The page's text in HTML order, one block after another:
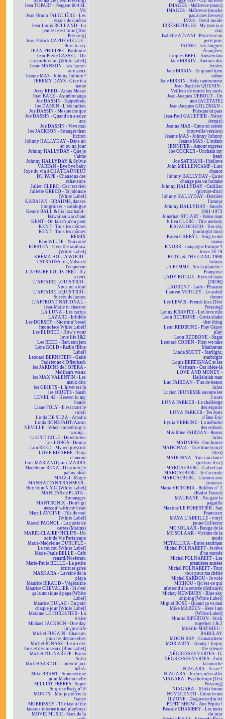
Jean TOPART - Peugeot 604 SL
V6
Jean-Bruno FALGUIÈRE - Les
écrans de cinéma
Jean-Louis ROLLAND - La
jeunesse est finie [Test
Pressing]
Jean-Patrick CAPDEVIELLE -
Born to cry
JEAN-PHILIPPE - Pardonne
Jean-Pierre CASSEL - On
s'accorde et on [White Label]
Jeane MANSON - Les larmes
aux yeux
Jeanne MAS - Johnny Johnny ²
JEREMY DAYS - Give it a
name
Jerry REED - Amos Moses
Joan BAEZ - Asimbonanga
Joe DASSIN - Kanterbräu
Joe DASSIN - L'été indien
Joe DASSIN - Me que me que
Joe DASSIN - Quand on a seize
ans
Joe DASSIN - Vive moi
Joe JACKSON - Stranger than
fiction
Johnny HALLYDAY - Dans un
an ou un jour
Johnny HALLYDAY - Que je
t'aime
Johnny HALLYDAY & Sylvie
VARTAN - Bye bye baby
Joye du vin à CHÂTEAUNEUF
DU PAPE - Chansons des
échansons
Julien CLERC - Ce n'est rien
Juliette GRÉCO - Ta jalousie
[White Label]
KARAJAN - BRAHMS, danses
hongroises + catalogue
Kenny BALL & his jazz band -
Hawaiian war chant
KENT - On fait c'qu'on peut
KENT - Tous les mômes
KENT - Tous les mômes
REMIX
Kim WILDE - You came
KIRSTEN - Over the rainbow
[White Label]
KRÉMA HOLLYWOOD -
J.STRAUSS fils, Valse de
l'empereur
L'AFFAIRE LOUIS TRIO - Il y
a ceux
L'AFFAIRE LOUIS TRIO -
Nous on a tout
L'AFFAIRE LOUIS TRIO -
Succès de larmes
L'AFFRONT NATIONAL -
Jean-Marie tu charries
LA LUNA - Les cactus
LAZARE - Infidèle
Lee DORSEY - Shortnin' bread
[monoface White Label]
Lee ELDRED - How's your
love life 1&2
Lee REED - Ram ram jam
Lena GOLD - Radio [Blue
Label]
Leonard BERNSTEIN - Gaîté
Parisienne d'Offenbach
les JARDINS de l'OPÉRA -
Meilleurs vœux
les MAX VALENTIN - Les
maux dits
les OBJETS - L'hiver est là
les OBJETS - Sarah
LEVEL 42 - Heaven in my
hands
Liane FOLY - Il est mort le
soleil
Linda DE SUZA - Amalia
Linda RONSTADT/Aaron
NEVILLE - When something is
wrong...
LLOYD COLE - Downtown
Los LOBOS - Donna
Lou REED - My red joystick
LOVE BIZARRE - Trop
d'amour
Luis MARIANO pour IZARRA
Madeleine RENAUD raconte le
palais idéal
MAGGI - Magie
MANHATTAN TRANSFER -
Boy from N.Y.C. [White Label]
MANITAS de PLATA -
Hommages
MANTRONIX - Don't go
messin' with my heart
Marc LAVOINE - Fils de moi
[White Label]
Marcel PAGNOL - La partie de
cartes (Marius)
MARIE-CLAIRE/PHILIPS - Un
soir de Vie Parisienne
Marie-Madeleine DURUFLÉ -
Le coucou [White Label]
Marie-Paule BELLE - Café
renard/Nosferatu
Marie-Paule BELLE - La petite
écriture grise
MASKARA - La reine de la
playa
Maurice BIRAUD - Végétaline
Maurice CHEVALIER - Si c'est
ça la musique à papa [White
Label]
Maurice DULAC - Du pain
chaque jour [White Label]
Maxime LE FORESTIER - La
visite
Michael JACKSON - One day
in your life
Michel FUGAIN - Chanson
pour les demoiselles
Michel JONASZ - Le roi des
fous et des oiseaux [Blue Label]
Michel POLNAREFF - Kama
Sutra
Michel SARDOU - Interdit aux
bébés
Mike BRANT - Summertime
pour Mademoiselle
MILLIAT FRÈRES - Super
Surprise Party n° 8
MONTY - Moi je préfère la
France
MORRISSEY - The last of the
famous international playboys
MOVIE MUSIC - Stars de la
IMAGES - Maîtresse (maxi)
IMAGES - Maîtresse (touche
pas à mes tresses)
INXS - Devil inside
IRRÉSISTIBLES - My year is a
day
Isabelle ADJANI - Princesse au
petit pois
JACNO - Les langues
étrangères
Jacques BREL - Amsterdam
Jane BIRKIN - Amours des
feintes
Jane BIRKIN - Et quand bien
même
Jane BIRKIN - Help camionneur
Jean-Baptiste QUENIN -
Veilleur de toutes les nuits
Jean-Jacques DEBOUT - Un
mot [ACÉTATE]
Jean-Jacques GOLDMAN -
Puisque tu pars
Jean-Paul GAULTIER - Noisy
(remix)
Jeanne MAS - Cœur en stéréo
(nouvelle version)
Jeanne MAS - Johnny Johnny
Jeanne MAS - L'enfant
JENNIFER - Amour express
Joe COCKER - Unchain my
heart
Joe SATRIANI - I believe
John MELLENCAMP - Last
chance
Johnny HALLYDAY - Ça ne
change pas un homme
Johnny HALLYDAY - Cadillac
(picture-disc)
Johnny HALLYDAY - Derrière
l'amour
Johnny HALLYDAY - Succès
1961-1973
Jonathan STUART - Wako man
Julien CLERC - This melody
KAJAGOOGOO - Too shy
(midnight mix)
Karen CHERYL - Sing to me
mama
KNORR - campagne Europe 1
hiver 78-79
KOOL & THE GANG 1990
hitmix
LA FEMME - Sur la planche /
Françoise
LADY ROUGE - Eyes of mars
[DIOR]
LAURENT - Lady / Pharaon
Laurent VOULZY - Le soleil
donne
Lee LEWIS - French kiss [Test
Pressing]
Lenny KRAVITZ - Let love rule
Leon REDBONE - Gotta shake
that thing
Leon REDBONE - Play Gipsy
play
Leon REDBONE - Sugar
Leonard COHEN - First we take
Manhattan
Linda SCOTT - Starlight,
starbright
Louis BERTIGNAC et les
Visiteurs - Ces idées-là
LOVE AND MONEY -
Halleluiah man
Luc FAIRDAN - T'as de beaux
lolos
Lucien JEUNESSE raconte les
3 ours
LUNA PARKER - Le challenge
des espoirs
LUNA PARKER - Tes états
d'âme Eric
Lydia VERKINE - La mélodie
des enfants
M & Mme FAIRDAN - Beaux
lolos
MADNESS - Our house
MADONNA - True blue (vinyl
bleu)
MADONNA - You can dance
(picture-disc)
MARC SEBERG - Galver'ran
MARC SEBERG - Je t'accorde
MARC SEBERG - L'amour aux
trousses
Maria VICTORIA - Boléros n° 2
(Radio France)
MAURANE - Pas gaie la
pagaille
Maxime LE FORESTIER - San
Francisco
MAYA L'ABEILLE - vinyl
jaune Collector
MC SOLAAR - Bouge de là
MC SOLAAR - Victime de la
mode
METALLICA - Enter sandman
Michel POLNAREFF - Je rêve
d'un monde
Michel POLNAREFF - Les
premières années
Michel POLNAREFF - Tout
tout pour ma chérie
Michel SARDOU - Je vole
MICHOU - Qu'est-ce qui
m'attend à la rentrée (dédicacé)
Mickey NEWBURY - Blue sky
shining [White Label]
Miguel BOSÉ - Quand ça va mal
Mike MAREEN - Here I am
[White Label]
Minnie RIPERTON - Stick
together 1 & 2
Mireille MATHIEU -
BARCLAY
MOON RAY - Comanchero
MORIARTY - Jimmy / Enjoy
the silence
NÉGRESSES VERTES - IL
NÉGRESSES VERTES - Zobi
la mouche
NIAGARA - Assez !
NIAGARA - Je dois m'en aller
NIAGARA - Psychotrope [Test
Pressing]
NIAGARA - Tchiki boum
NOVECENTO - Come to me
O-ZONE - Dragostea din teï
PÉPIT' SHOW - Aye Pépito !
Pascale CHAMBRY - Les mots
du jour